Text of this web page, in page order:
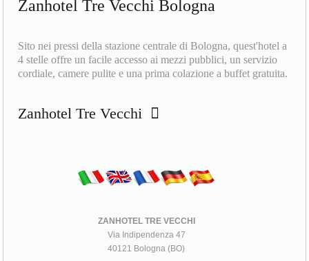
Zanhotel Tre Vecchi Bologna
Sito nei pressi della stazione centrale di Bologna, quest'hotel a
4 stelle offre un facile accesso ai mezzi pubblici, un servizio
cordiale, camere pulite e una prima colazione a buffet gratuita.
Zanhotel Tre Vecchi
ZANHOTEL TRE VECCHI
Via Indipendenza 47
40121 Bologna (BO)